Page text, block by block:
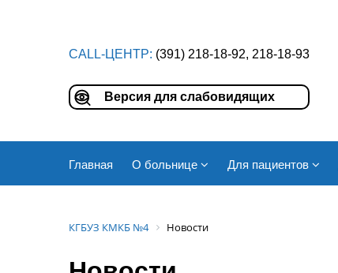
CALL-ЦЕНТР: (391) 218-18-92, 218-18-93
Версия для слабовидящих
Главная О больнице Для пациентов
КГБУЗ КМКБ №4 Новости